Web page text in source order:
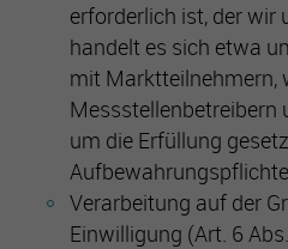
erforderlich ist, der wir
handelt es sich etwa
mit Marktteilnehmern,
Messstellenbetreibern
um die Erfüllung
Verarbeitung auf der
Einwilligung (Art. 6